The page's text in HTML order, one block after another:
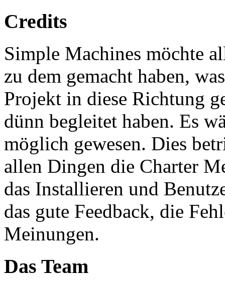
Credits
Simple Machines möchte
zu dem gemacht haben,
Projekt in diese Richtung
dünn begleitet haben. Es
möglich gewesen. Dies
allen Dingen die Charter
das Installieren und
das gute Feedback, die
Meinungen.
Das Team